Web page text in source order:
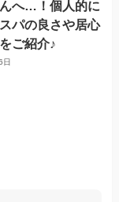
へ…！個人的に
パの良さや居心
ご紹介♪
日